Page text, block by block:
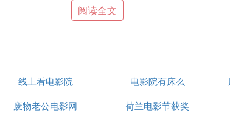
的电影平台。猫眼还拥有海量电影资料、千
app，大众点评可以通过精准定位而准确的
影评软件，时光网不仅支持5多个城市
阅读全文
线上看电影院 电影院有床么
废物老公电影网 荷兰电影节获奖